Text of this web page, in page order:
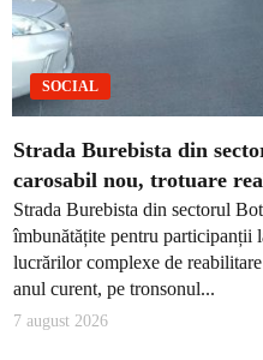
SOCIAL
Strada Burebista din
carosabil nou, trotuare
Strada Burebista din sectorul
îmbunătățite pentru participanții
lucrărilor complexe de
anul curent, pe tronsonul...
7 august 2026